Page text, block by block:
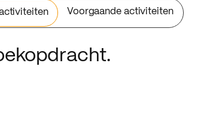
Voorgaande activiteiten